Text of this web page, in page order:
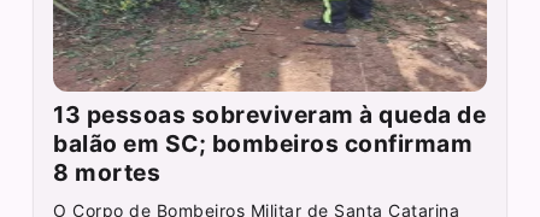
13 pessoas sobreviveram à queda de
balão em SC; bombeiros confirmam
8 mortes
O Corpo de Bombeiros Militar de Santa Catarina